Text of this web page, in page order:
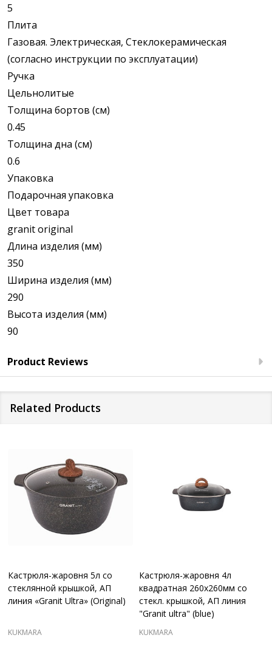
5
Плита
Газовая. Электрическая, Стеклокерамическая
(согласно инструкции по эксплуатации)
Ручка
Цельнолитые
Толщина бортов (см)
0.45
Толщина дна (см)
0.6
Упаковка
Подарочная упаковка
Цвет товара
granit original
Длина изделия (мм)
350
Ширина изделия (мм)
290
Высота изделия (мм)
90
Product Reviews
Related Products
Кастрюля-жаровня 5л со
стеклянной крышкой, АП
линия «Granit Ultra» (Original)
KUKMARA
Кастрюля-жаровня 4л
квадратная 260х260мм со
стекл. крышкой, АП линия
"Granit ultra" (blue)
KUKMARA